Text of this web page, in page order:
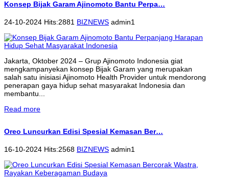
Konsep Bijak Garam Ajinomoto Bantu Perpa…
24-10-2024 Hits:2881 BIZNEWS admin1
Jakarta, Oktober 2024 – Grup Ajinomoto Indonesia giat
mengkampanyekan konsep Bijak Garam yang merupakan
salah satu inisiasi Ajinomoto Health Provider untuk mendorong
penerapan gaya hidup sehat masyarakat Indonesia dan
membantu...
Read more
Oreo Luncurkan Edisi Spesial Kemasan Ber…
16-10-2024 Hits:2568 BIZNEWS admin1